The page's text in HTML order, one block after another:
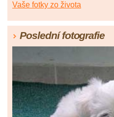
Vaše fotky zo života
Poslední fotografie